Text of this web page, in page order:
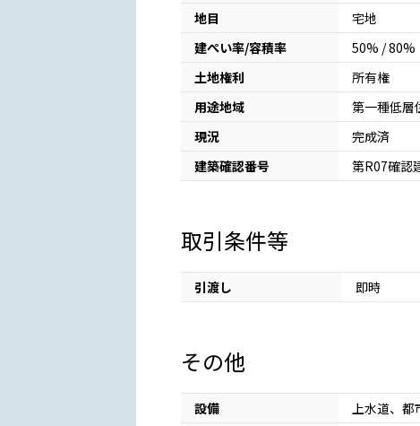
地目
宅地
建ぺい率/容積率
50% / 80%
土地権利
所有権
用途地域
第一種低層
現況
完成済
建築確認番号
第R07確認
取引条件等
引渡し 即時
その他
設備 上水道、都